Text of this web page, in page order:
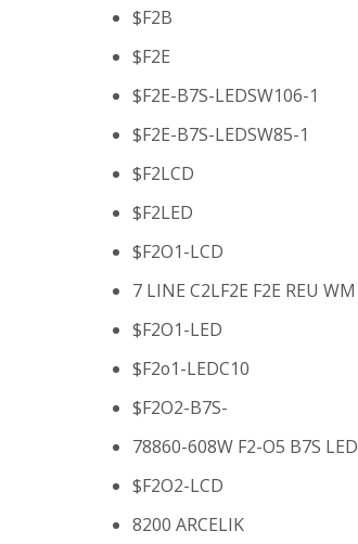
$F2B
$F2E
$F2E-B7S-LEDSW106-1
$F2E-B7S-LEDSW85-1
$F2LCD
$F2LED
$F2O1-LCD
7 LINE C2LF2E F2E REU WM
$F2O1-LED
$F2o1-LEDC10
$F2O2-B7S-
78860-608W F2-O5 B7S LED
$F2O2-LCD
8200 ARCELIK